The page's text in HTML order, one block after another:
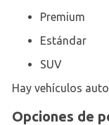
Premium
Estándar
SUV
Hay vehículos
Opciones de